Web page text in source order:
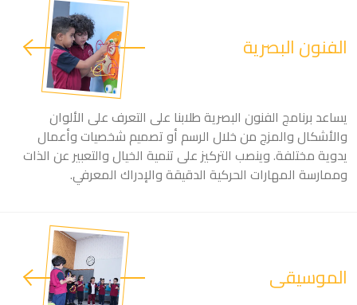
الفنون البصرية
يساعد برنامج الفنون البصرية طلابنا على التعرف على الألوان
والأشكال والمزج من خلال الرسم أو تصميم شخصيات وأعمال
يدوية مختلفة. وينصب التركيز على تنمية الخيال والتعبير عن الذات
وممارسة المهارات الحركية الدقيقة والإدراك المعرفي.
الموسيقى